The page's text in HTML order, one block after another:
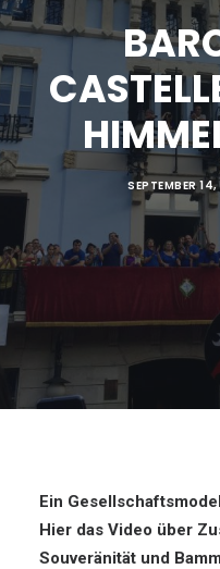
SEPTEMBER
Ein
Hier das Video über
Souveränität und